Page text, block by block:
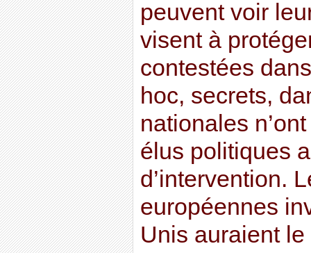
peuvent voir
visent à
contestées
hoc, secrets,
nationales
élus politiques
d’intervention.
européennes
Unis auraient